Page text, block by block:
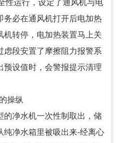
性运行，设定了通风机与电
务必在通风机打开后电加热
机转停，电加热装置马上关
虑段安置了摩擦阻力报警系
预设值时，会警报提示清理
操纵
的净水机一次性制取出，储
纯净水箱里被吸出来-经离心